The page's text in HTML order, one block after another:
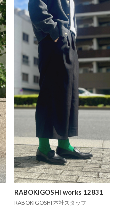
RABOKIGOSHI works 12831
RABOKIGOSHI 本社スタッフ